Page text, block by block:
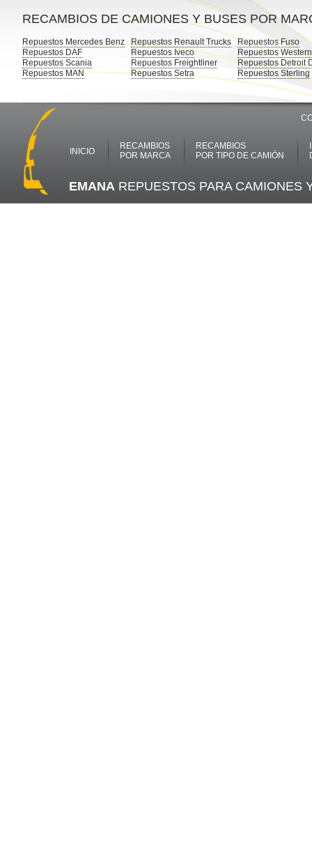
RECAMBIOS DE CAMIONES Y BUSES POR
Repuestos Mercedes Benz
Repuestos DAF
Repuestos Scania
Repuestos MAN
Repuestos Renault Trucks
Repuestos Iveco
Repuestos Freightliner
Repuestos Setra
Repuestos Fuso
Repuestos
Repuestos Detroit
Repuestos Sterling
INICIO
RECAMBIOS
POR MARCA
RECAMBIOS
POR TIPO DE CAMIÓN
EMANA REPUESTOS PARA CAMIONES